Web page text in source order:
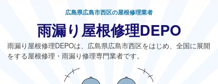
広島県広島市西区の屋根修理業者
雨漏り屋根修理DEPO
雨漏り屋根修理DEPOは、広島県広島市西区をはじめ、全国に展開
をする屋根修理・雨漏り修理専門業者です。